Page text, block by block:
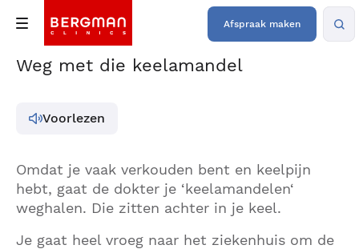
Afspraak maken
Weg met die keelamandel
Voorlezen
Omdat je vaak verkouden bent en keelpijn
hebt, gaat de dokter je ‘keelamandelen‘
weghalen. Die zitten achter in je keel.
Je gaat heel vroeg naar het ziekenhuis om de